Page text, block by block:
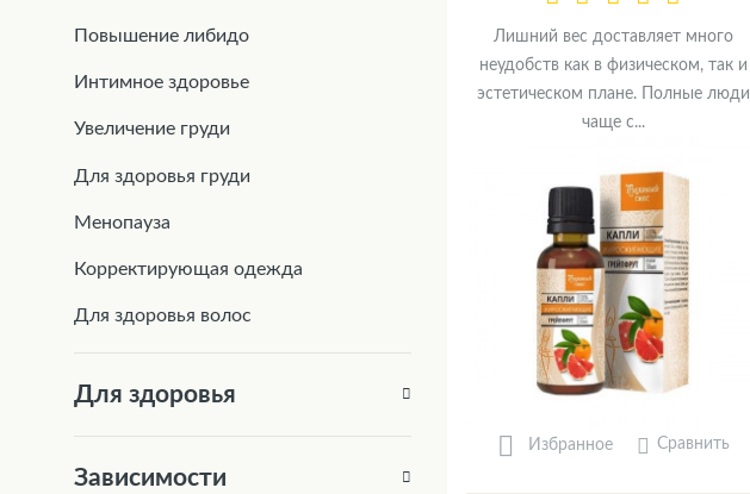
Лишний вес доставляет много
неудобств как в физическом, так и
эстетическом плане. Полные люди
чаще с...
Избранное Сравнить
Повышение либидо
Интимное здоровье
Увеличение груди
Для здоровья груди
Менопауза
Корректирующая одежда
Для здоровья волос
Для здоровья
Зависимости